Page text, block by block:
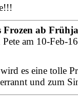
Frozen ab
Pete am 10-Feb-
es eine tolle
und zum